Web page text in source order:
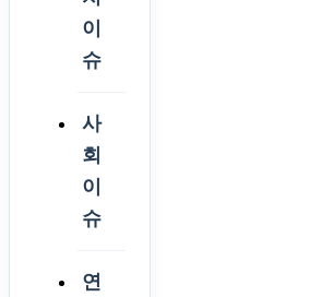
이
슈
사
회
이
슈
연